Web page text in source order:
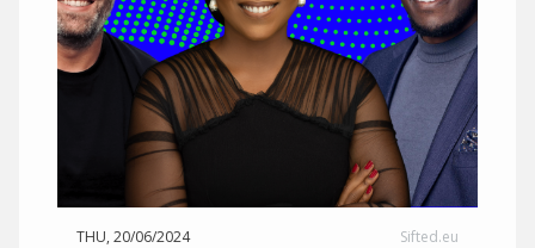
THU, 20/06/2024 Sifted.eu